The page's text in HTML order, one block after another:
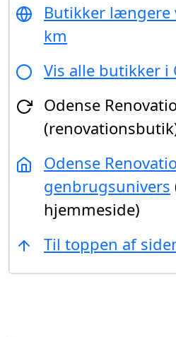
Butikker længere
km
Vis alle butikker i
Odense
Odense
genbrugsunivers
hjemmeside)
Til toppen af